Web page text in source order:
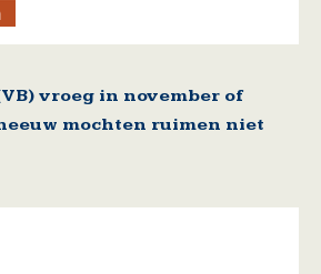
vroeg in november of
mochten ruimen niet